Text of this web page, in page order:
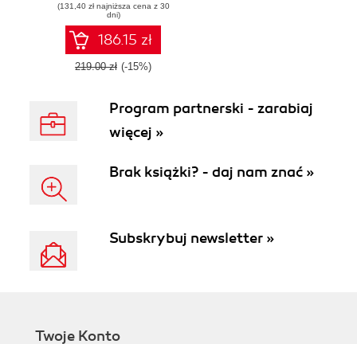
(131,40 zł najniższa cena z 30
dni)
186.15 zł
219.00 zł (-15%)
Program partnerski - zarabiaj
więcej »
Brak książki? - daj nam znać »
Subskrybuj newsletter »
Twoje Konto